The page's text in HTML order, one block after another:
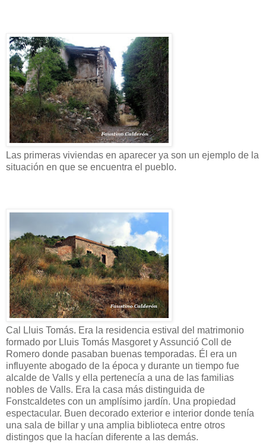
Las primeras viviendas en aparecer ya son un ejemplo de la
situación en que se encuentra el pueblo.
Cal Lluis Tomás. Era la residencia estival del matrimonio
formado por Lluis Tomás Masgoret y Assunció Coll de
Romero donde pasaban buenas temporadas. Él era un
influyente abogado de la época y durante un tiempo fue
alcalde de Valls y ella pertenecía a una de las familias
nobles de Valls. Era la casa más distinguida de
Fonstcaldetes con un amplísimo jardín. Una propiedad
espectacular. Buen decorado exterior e interior donde tenía
una sala de billar y una amplia biblioteca entre otros
distingos que la hacían diferente a las demás.